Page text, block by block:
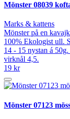
Mönster 08039
Marks & kattens
Mönster på en
100% Ekologist ull.
14 - 15 nystan á
virknål 4,5.
19 kr
Mönster 07123